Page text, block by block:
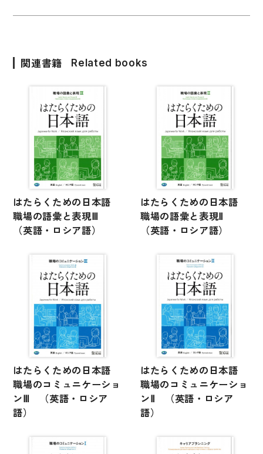
語学・文法辞典
比較文化辞典
教師用参考書
日本語教授法
教室活動参考書
日本語概説
音声・音韻
語彙・意味
文章・談話・表現
文法
試験対策
日本語教育事情
異文化間コミュニケーション
多言語社会・言語政策
言語の諸相
定期刊行物
関連書籍 Related books
はたらくための日本語
職場の語彙と表現Ⅲ
（英語・ロシア語）
はたらくための日本語
職場の語彙と表現Ⅱ
（英語・ロシア語）
はたらくための日本語
職場のコミュニケーショ
ンⅢ （英語・ロシア
語）
はたらくための日本語
職場のコミュニケーショ
ンⅡ （英語・ロシア
語）